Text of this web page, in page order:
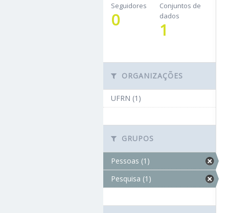
Seguidores
0
Conjuntos de
dados
1
ORGANIZAÇÕES
UFRN (1)
GRUPOS
Pessoas (1)
Pesquisa (1)